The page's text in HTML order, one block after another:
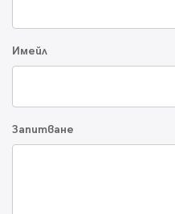
Имейл
Запитване